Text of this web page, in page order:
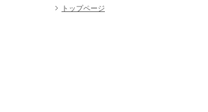
トップページ